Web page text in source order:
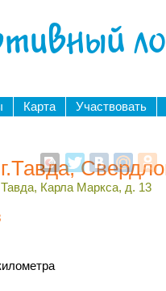
Карта Участвовать
Карла Маркса, д. 13